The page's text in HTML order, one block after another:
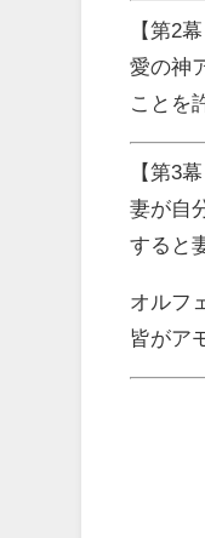
【第2
愛の神
ことを
【第3
妻が自
すると
オルフ
皆がア